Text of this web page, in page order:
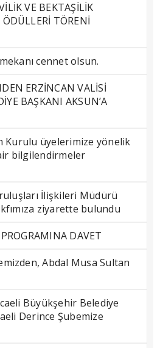
VE BEKTAŞİLİK
TÖRENİ
cennet olsun.
ERZİNCAN VALİSİ
BAŞKANI AKSUN’A
Kurulu üyelerimize yönelik
bilgilendirmeler
İlişkileri Müdürü
ziyarette bulundu
DAVET
Abdal Musa Sultan
Büyükşehir Belediye
Derince Şubemize